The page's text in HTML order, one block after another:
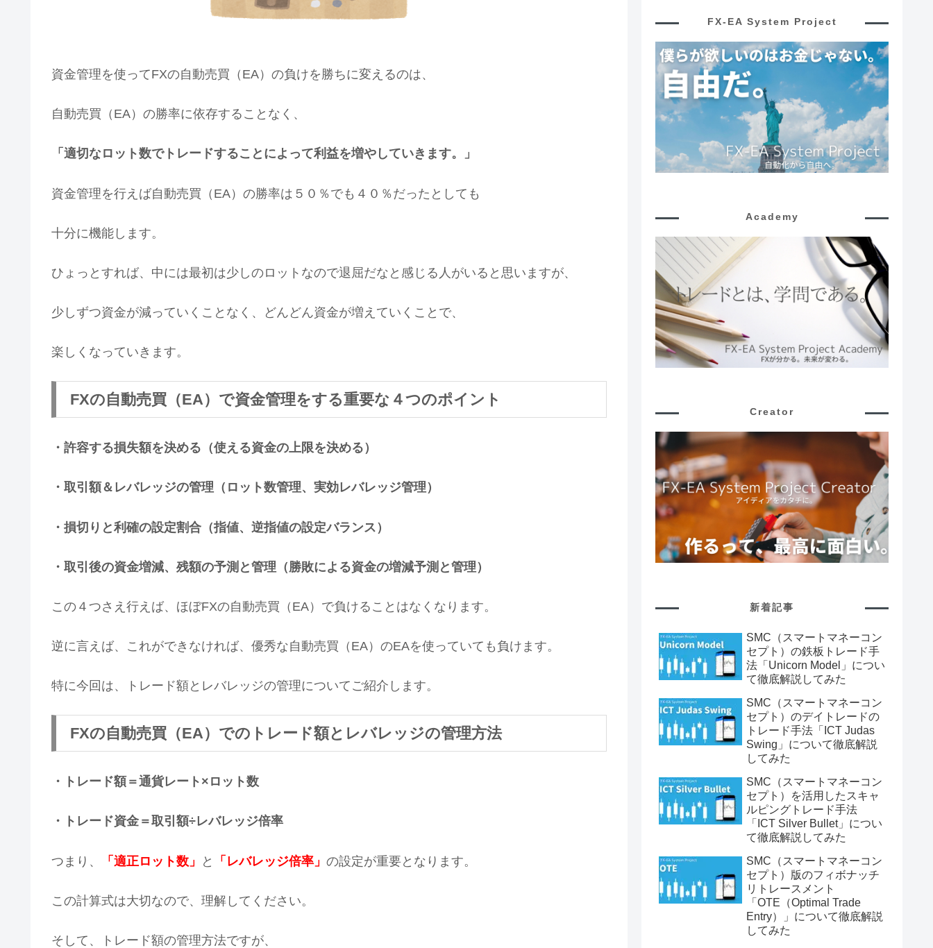
資金管理を使ってFXの自動売買（EA）の負けを勝ちに変えるのは、
自動売買（EA）の勝率に依存することなく、
「適切なロット数でトレードすることによって利益を増やしていきます。」
資金管理を行えば自動売買（EA）の勝率は５０％でも４０％だったとしても
十分に機能します。
ひょっとすれば、中には最初は少しのロットなので退屈だなと感じる人がいると思いますが、
少しずつ資金が減っていくことなく、どんどん資金が増えていくことで、
楽しくなっていきます。
FXの自動売買（EA）で資金管理をする重要な４つのポイント
・許容する損失額を決める（使える資金の上限を決める）
・取引額＆レバレッジの管理（ロット数管理、実効レバレッジ管理）
・損切りと利確の設定割合（指値、逆指値の設定バランス）
・取引後の資金増減、残額の予測と管理（勝敗による資金の増減予測と管理）
この４つさえ行えば、ほぼFXの自動売買（EA）で負けることはなくなります。
逆に言えば、これができなければ、優秀な自動売買（EA）のEAを使っていても負けます。
特に今回は、トレード額とレバレッジの管理についてご紹介します。
FXの自動売買（EA）でのトレード額とレバレッジの管理方法
・トレード額＝通貨レート×ロット数
・トレード資金＝取引額÷レバレッジ倍率
つまり、 「適正ロット数」 と 「レバレッジ倍率」 の設定が重要となります。
この計算式は大切なので、理解してください。
そして、トレード額の管理方法ですが、
FX-EA System Project
Academy
Creator
新着記事
SMC（スマートマネーコン
セプト）の鉄板トレード手
法「Unicorn Model」につい
て徹底解説してみた
SMC（スマートマネーコン
セプト）のデイトレードの
トレード手法「ICT Judas
Swing」について徹底解説
してみた
SMC（スマートマネーコン
セプト）を活用したスキャ
ルピングトレード手法
「ICT Silver Bullet」につい
て徹底解説してみた
SMC（スマートマネーコン
セプト）版のフィボナッチ
リトレースメント
「OTE（Optimal Trade
Entry）」について徹底解説
してみた